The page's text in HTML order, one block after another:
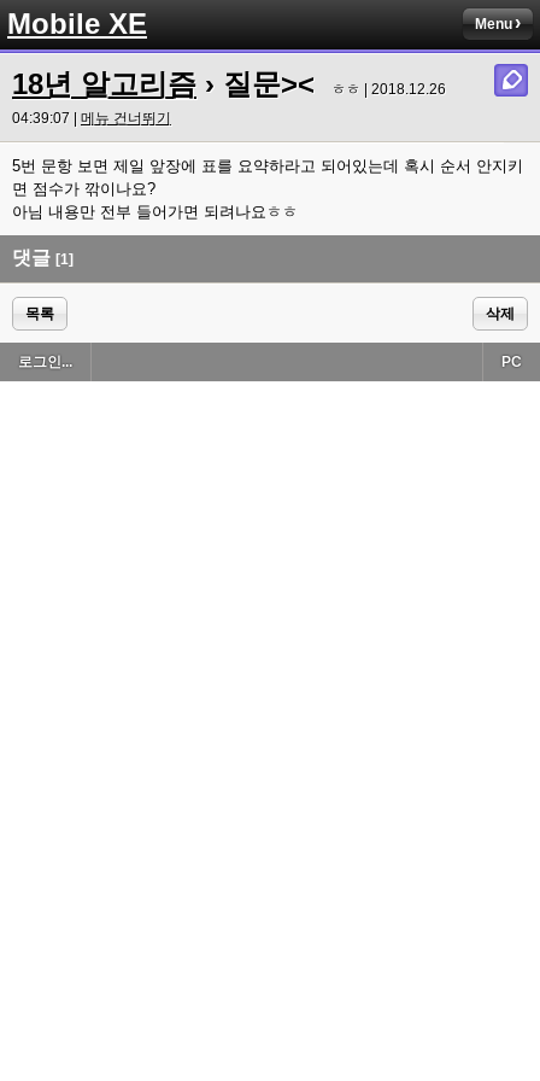
Mobile XE Menu
18년 알고리즘 › 질문><
ㅎㅎ | 2018.12.26
04:39:07 | 메뉴 건너뛰기
5번 문항 보면 제일 앞장에 표를 요약하라고 되어있는데 혹시 순서 안지키
면 점수가 깎이나요?
아님 내용만 전부 들어가면 되려나요ㅎㅎ
댓글 [1]
목록 삭제
로그인... PC